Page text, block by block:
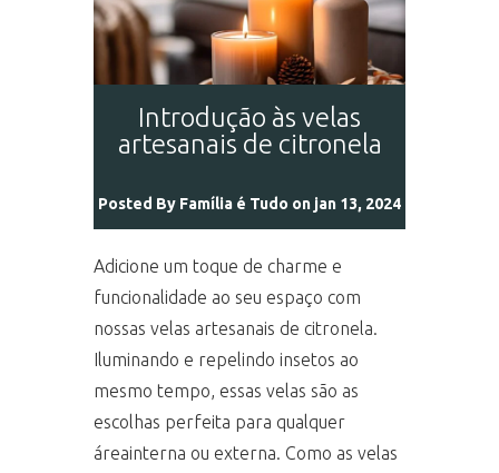
Introdução às velas
artesanais de citronela
Posted By Família é Tudo on jan 13, 2024
Adicione um toque de charme e
funcionalidade ao seu espaço com
nossas velas artesanais de citronela.
Iluminando e repelindo insetos ao
mesmo tempo, essas velas são as
escolhas perfeita para qualquer
áreainterna ou externa. Como as velas